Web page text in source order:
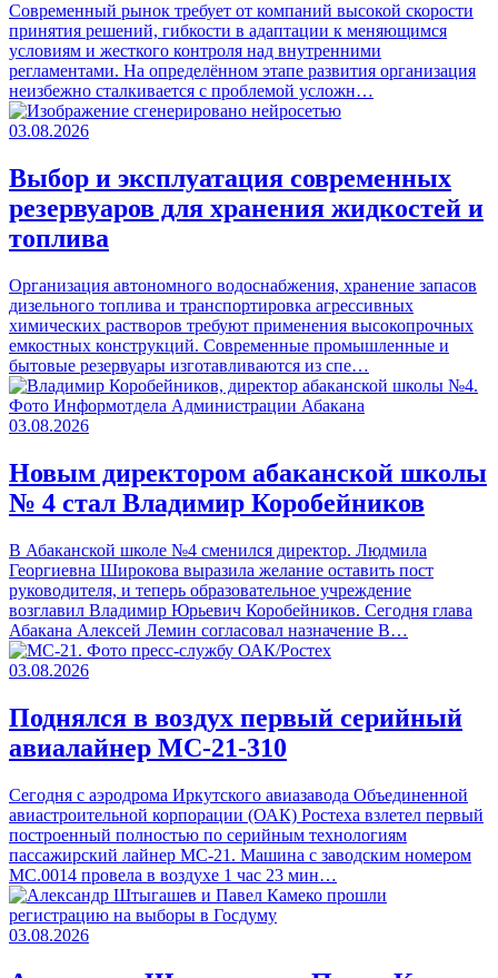
Современный рынок требует от компаний высокой скорости
принятия решений, гибкости в адаптации к меняющимся
условиям и жесткого контроля над внутренними
регламентами. На определённом этапе развития организация
неизбежно сталкивается с проблемой усложн…
03.08.2026
Выбор и эксплуатация современных
резервуаров для хранения жидкостей и
топлива
Организация автономного водоснабжения, хранение запасов
дизельного топлива и транспортировка агрессивных
химических растворов требуют применения высокопрочных
емкостных конструкций. Современные промышленные и
бытовые резервуары изготавливаются из спе…
03.08.2026
Новым директором абаканской школы
№ 4 стал Владимир Коробейников
В Абаканской школе №4 сменился директор. Людмила
Георгиевна Широкова выразила желание оставить пост
руководителя, и теперь образовательное учреждение
возглавил Владимир Юрьевич Коробейников. Сегодня глава
Абакана Алексей Лемин согласовал назначение В…
03.08.2026
Поднялся в воздух первый серийный
авиалайнер МС-21-310
Сегодня с аэродрома Иркутского авиазавода Объединенной
авиастроительной корпорации (ОАК) Ростеха взлетел первый
построенный полностью по серийным технологиям
пассажирский лайнер МС-21. Машина с заводским номером
МС.0014 провела в воздухе 1 час 23 мин…
03.08.2026